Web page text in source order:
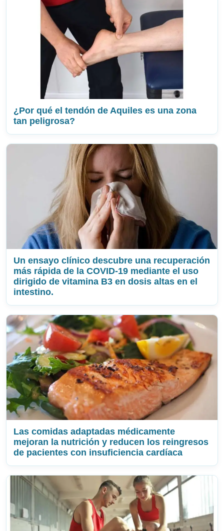
¿Por qué el tendón de Aquiles es una zona
tan peligrosa?
Un ensayo clínico descubre una recuperación
más rápida de la COVID-19 mediante el uso
dirigido de vitamina B3 en dosis altas en el
intestino.
Las comidas adaptadas médicamente
mejoran la nutrición y reducen los reingresos
de pacientes con insuficiencia cardíaca